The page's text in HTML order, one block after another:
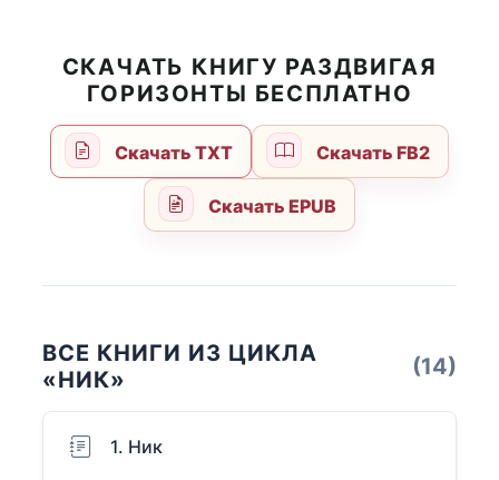
СКАЧАТЬ КНИГУ РАЗДВИГАЯ
ГОРИЗОНТЫ БЕСПЛАТНО
Скачать TXT Скачать FB2
Скачать EPUB
ВСЕ КНИГИ ИЗ ЦИКЛА
«НИК»
(14)
1. Ник